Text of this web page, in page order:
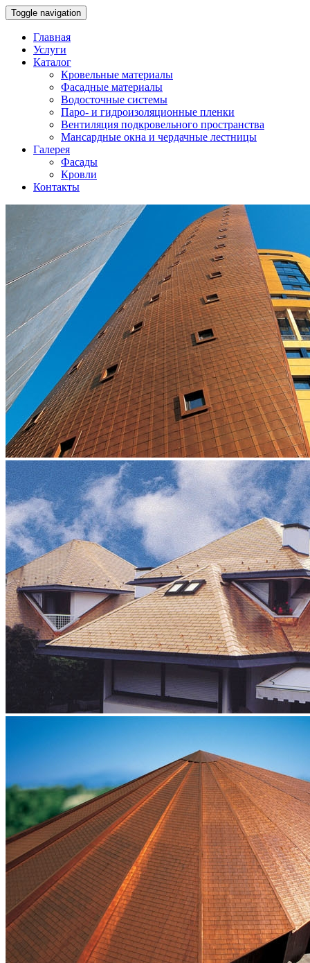
Toggle navigation
Главная
Услуги
Каталог
Кровельные материалы
Фасадные материалы
Водосточные системы
Паро- и гидроизоляционные пленки
Вентиляция подкровельного пространства
Мансардные окна и чердачные лестницы
Галерея
Фасады
Кровли
Контакты